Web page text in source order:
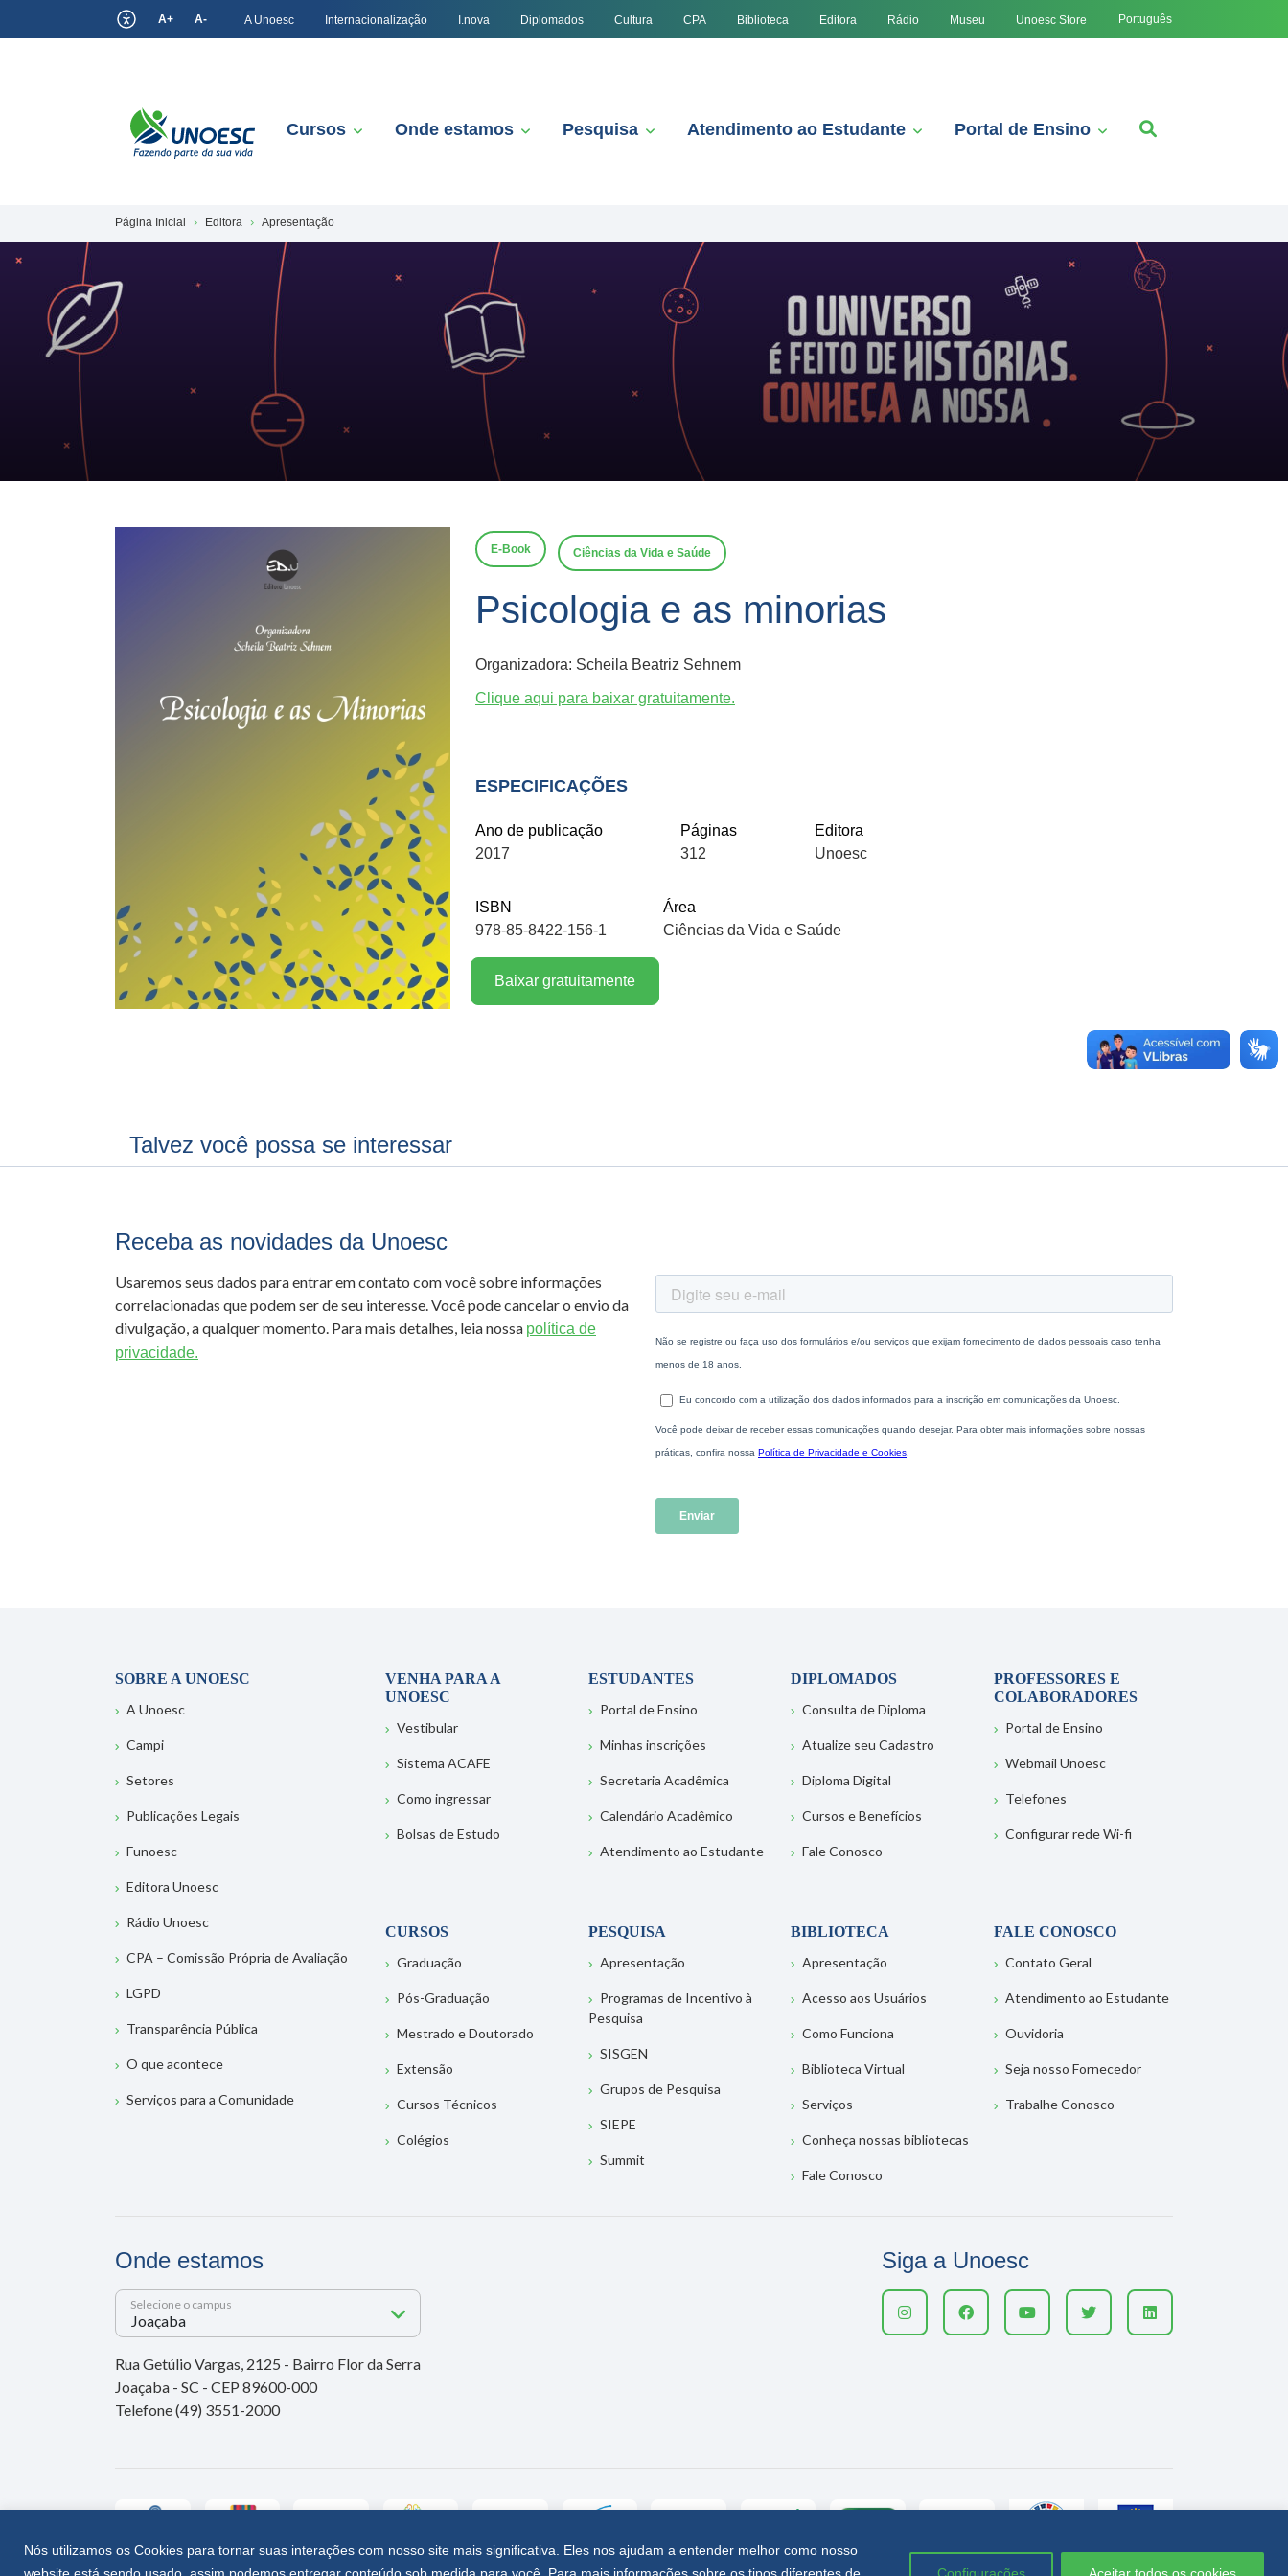
Nós utilizamos os Cookies para tornar suas interações com nosso site mais significativa. Eles nos ajudam a entender melhor como nosso
website está sendo usado, assim podemos entregar conteúdo sob medida para você. Para mais informações sobre os tipos diferentes de
Configurações Aceitar todos os cookies
A+ A- A Unoesc Internacionalização I.nova Diplomados Cultura CPA Biblioteca Editora Rádio Museu Unoesc Store Português
Cursos Onde estamos Pesquisa Atendimento ao Estudante Portal de Ensino
Página Inicial Editora Apresentação
E-Book Ciências da Vida e Saúde
Psicologia e as minorias
Organizadora: Scheila Beatriz Sehnem
Clique aqui para baixar gratuitamente.
ESPECIFICAÇÕES
Ano de publicação
2017
Páginas
312
Editora
Unoesc
ISBN
978-85-8422-156-1
Área
Ciências da Vida e Saúde
Baixar gratuitamente
Talvez você possa se interessar
Receba as novidades da Unoesc
Usaremos seus dados para entrar em contato com você sobre informações
correlacionadas que podem ser de seu interesse. Você pode cancelar o envio da
divulgação, a qualquer momento. Para mais detalhes, leia nossa política de
privacidade.
SOBRE A UNOESC
A Unoesc
Campi
Setores
Publicações Legais
Funoesc
Editora Unoesc
Rádio Unoesc
CPA – Comissão Própria de Avaliação
LGPD
Transparência Pública
O que acontece
Serviços para a Comunidade
VENHA PARA A
UNOESC
Vestibular
Sistema ACAFE
Como ingressar
Bolsas de Estudo
ESTUDANTES
Portal de Ensino
Minhas inscrições
Secretaria Acadêmica
Calendário Acadêmico
Atendimento ao Estudante
DIPLOMADOS
Consulta de Diploma
Atualize seu Cadastro
Diploma Digital
Cursos e Benefícios
Fale Conosco
PROFESSORES E
COLABORADORES
Portal de Ensino
Webmail Unoesc
Telefones
Configurar rede Wi-fi
CURSOS
Graduação
Pós-Graduação
Mestrado e Doutorado
Extensão
Cursos Técnicos
Colégios
PESQUISA
Apresentação
Programas de Incentivo à
Pesquisa
SISGEN
Grupos de Pesquisa
SIEPE
Summit
BIBLIOTECA
Apresentação
Acesso aos Usuários
Como Funciona
Biblioteca Virtual
Serviços
Conheça nossas bibliotecas
Fale Conosco
FALE CONOSCO
Contato Geral
Atendimento ao Estudante
Ouvidoria
Seja nosso Fornecedor
Trabalhe Conosco
Onde estamos
Selecione o campus
Rua Getúlio Vargas, 2125 - Bairro Flor da Serra
Joaçaba - SC - CEP 89600-000
Telefone (49) 3551-2000
Siga a Unoesc